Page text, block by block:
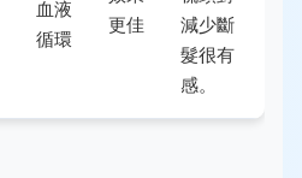
血液
循環
更佳
減少斷
髮很有
感。